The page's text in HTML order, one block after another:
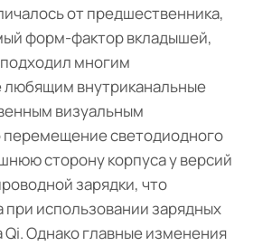
от предшественника,
форм-фактор вкладышей,
многим
любящим внутриканальные
визуальным
светодиодного
сторону корпуса у версий
зарядки, что
при использовании зарядных
Qi. Однако главные изменения